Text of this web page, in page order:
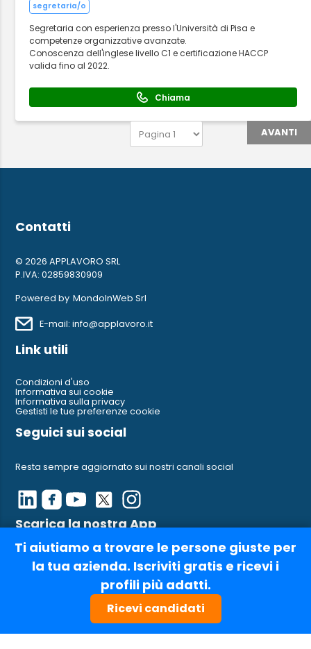
segretaria/o
Segretaria con esperienza presso l'Università di Pisa e
competenze organizzative avanzate.
Conoscenza dell'inglese livello C1 e certificazione HACCP
valida fino al 2022.
Chiama
AVANTI
Ti aiutiamo a trovare le persone giuste per
la tua azienda. Iscriviti gratis e ricevi i
profili più adatti.
Ricevi candidati
Contatti
© 2026 APPLAVORO SRL
P.IVA: 02859830909
Powered by MondoInWeb Srl
E-mail: info@applavoro.it
Link utili
Condizioni d'uso
Informativa sui cookie
Informativa sulla privacy
Gestisti le tue preferenze cookie
Seguici sui social
Resta sempre aggiornato sui nostri canali social
Scarica la nostra App
Ci trovi anche su AppleStore e su Google Play